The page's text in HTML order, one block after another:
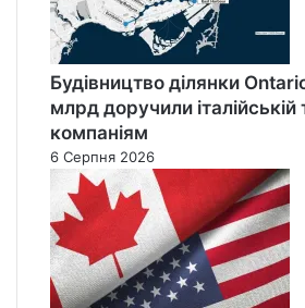
Будівництво ділянки
млрд доручили італійській
компаніям
6 Серпня 2026